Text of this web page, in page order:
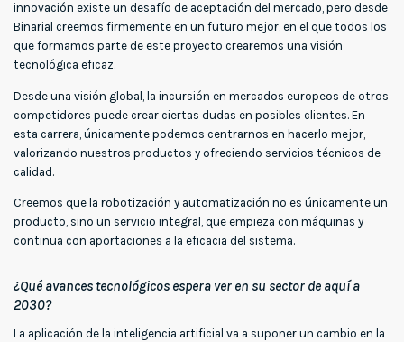
innovación existe un desafío de aceptación del mercado, pero desde
Binarial creemos firmemente en un futuro mejor, en el que todos los
que formamos parte de este proyecto crearemos una visión
tecnológica eficaz.
Desde una visión global, la incursión en mercados europeos de otros
competidores puede crear ciertas dudas en posibles clientes. En
esta carrera, únicamente podemos centrarnos en hacerlo mejor,
valorizando nuestros productos y ofreciendo servicios técnicos de
calidad.
Creemos que la robotización y automatización no es únicamente un
producto, sino un servicio integral, que empieza con máquinas y
continua con aportaciones a la eficacia del sistema.
¿Qué avances tecnológicos espera ver en su sector de aquí a
2030?
La aplicación de la inteligencia artificial va a suponer un cambio en la